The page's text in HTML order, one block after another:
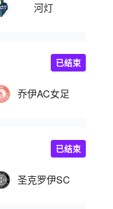
河灯
乔伊AC女足
已结束
圣克罗伊SC
已结束